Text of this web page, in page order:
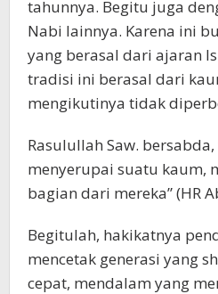
tahunnya. Begitu juga
Nabi lainnya. Karena ini
yang berasal dari ajaran
tradisi ini berasal dari
mengikutinya tidak
Rasulullah Saw.
menyerupai suatu kaum,
bagian dari mereka” (HR
Begitulah, hakikatnya
mencetak generasi yang
cepat, mendalam yang